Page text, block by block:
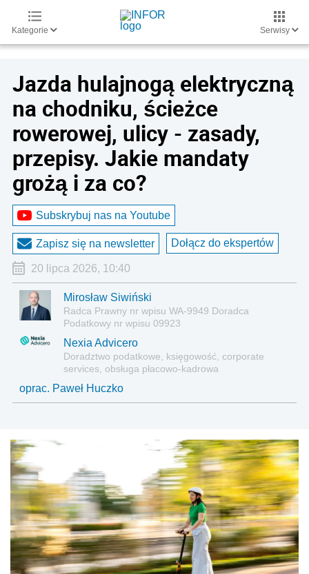
Kategorie Serwisy
Jazda hulajnogą elektryczną
na chodniku, ścieżce
rowerowej, ulicy - zasady,
przepisy. Jakie mandaty
grożą i za co?
Subskrybuj nas na Youtube
Zapisz się na newsletter Dołącz do ekspertów
20 lipca 2026, 10:40
Mirosław Siwiński
Radca Prawny nr wpisu WA-9949 Doradca
Podatkowy nr wpisu 09923
Nexia Advicero
Doradztwo podatkowe, księgowość, corporate
services, obsługa płacowo-kadrowa
oprac. Paweł Huczko